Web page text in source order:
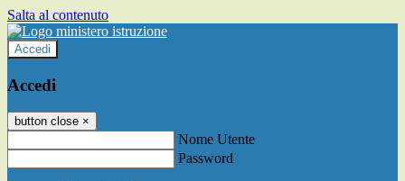
Salta al contenuto
Accedi
Accedi
button close ×
Nome Utente
Password